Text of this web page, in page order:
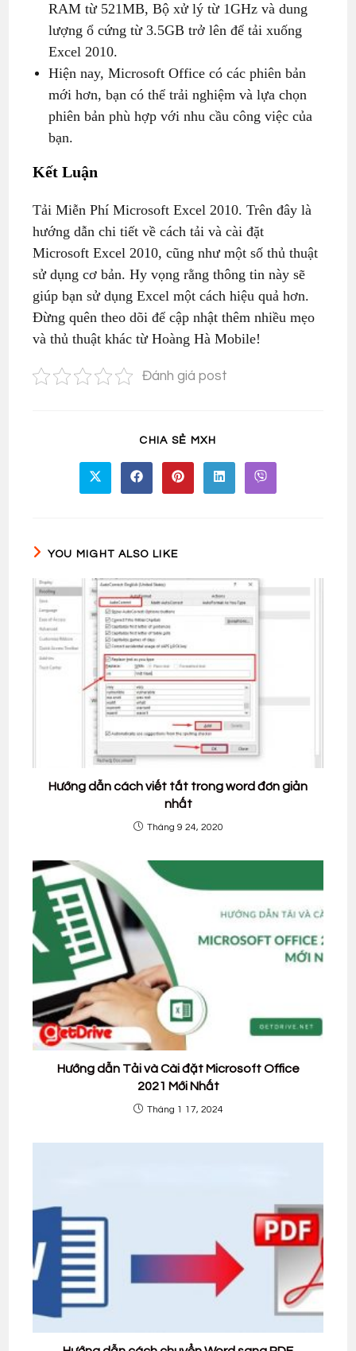
RAM từ 521MB, Bộ xử lý từ 1GHz và dung
lượng ổ cứng từ 3.5GB trở lên để tải xuống
Excel 2010.
Hiện nay, Microsoft Office có các phiên bản
mới hơn, bạn có thể trải nghiệm và lựa chọn
phiên bản phù hợp với nhu cầu công việc của
bạn.
Kết Luận
Tải Miễn Phí Microsoft Excel 2010. Trên đây là
hướng dẫn chi tiết về cách tải và cài đặt
Microsoft Excel 2010, cũng như một số thủ thuật
sử dụng cơ bản. Hy vọng rằng thông tin này sẽ
giúp bạn sử dụng Excel một cách hiệu quả hơn.
Đừng quên theo dõi để cập nhật thêm nhiều mẹo
và thủ thuật khác từ Hoàng Hà Mobile!
Đánh giá post
CHIA SẺ MXH
CONTENT
Opens
in
Opens
in
Opens
in
Opens
in
Opens
in
YOU MIGHT ALSO LIKE
Hướng dẫn cách viết tắt trong word đơn giản
nhất
Tháng 9 24, 2020
Hướng dẫn Tải và Cài đặt Microsoft Office
2021 Mới Nhất
Tháng 1 17, 2024